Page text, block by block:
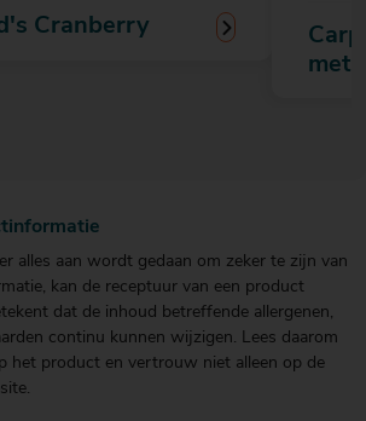
Cranberry
met
alles aan wordt gedaan om zeker te zijn van
kan de receptuur van een product
dat de inhoud betreffende allergenen,
continu kunnen wijzigen. Lees daarom
het product en vertrouw niet alleen op de